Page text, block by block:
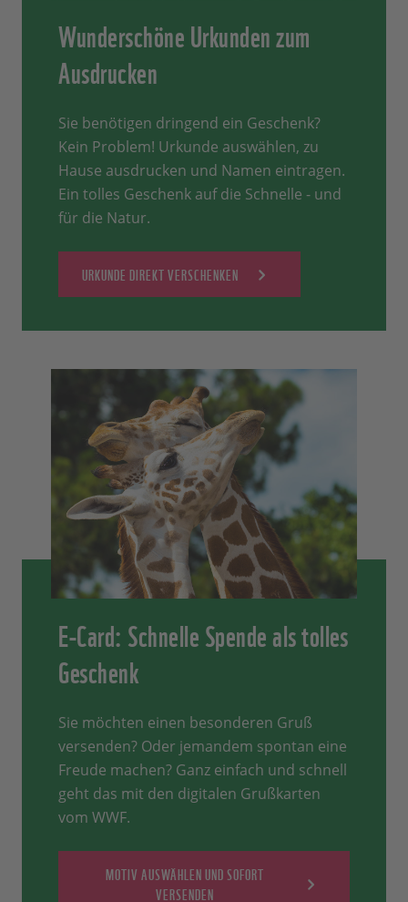
Wunderschöne Urkunden zum
Ausdrucken
Sie benötigen dringend ein Geschenk?
Kein Problem! Urkunde auswählen, zu
Hause ausdrucken und Namen eintragen.
Ein tolles Geschenk auf die Schnelle - und
für die Natur.
URKUNDE DIREKT VERSCHENKEN
E-Card: Schnelle Spende als tolles
Geschenk
Sie möchten einen besonderen Gruß
versenden? Oder jemandem spontan eine
Freude machen? Ganz einfach und schnell
geht das mit den digitalen Grußkarten
vom WWF.
MOTIV AUSWÄHLEN UND SOFORT
VERSENDEN